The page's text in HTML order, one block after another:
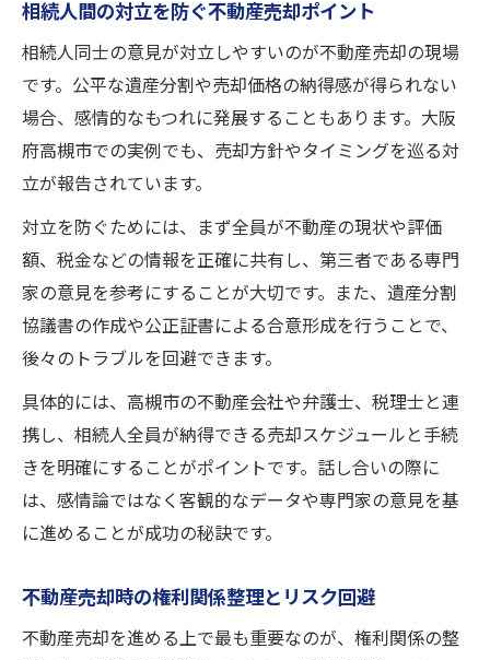
相続人間の対立を防ぐ不動産売却ポイント
相続人同士の意見が対立しやすいのが不動産売却の現場
です。公平な遺産分割や売却価格の納得感が得られない
場合、感情的なもつれに発展することもあります。大阪
府高槻市での実例でも、売却方針やタイミングを巡る対
立が報告されています。
対立を防ぐためには、まず全員が不動産の現状や評価
額、税金などの情報を正確に共有し、第三者である専門
家の意見を参考にすることが大切です。また、遺産分割
協議書の作成や公正証書による合意形成を行うことで、
後々のトラブルを回避できます。
具体的には、高槻市の不動産会社や弁護士、税理士と連
携し、相続人全員が納得できる売却スケジュールと手続
きを明確にすることがポイントです。話し合いの際に
は、感情論ではなく客観的なデータや専門家の意見を基
に進めることが成功の秘訣です。
不動産売却時の権利関係整理とリスク回避
不動産売却を進める上で最も重要なのが、権利関係の整